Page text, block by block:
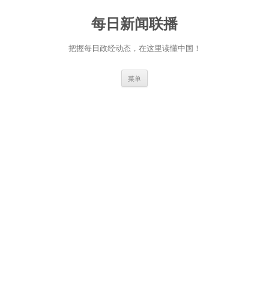
每日新闻联播
把握每日政经动态，在这里读懂中国！
菜单